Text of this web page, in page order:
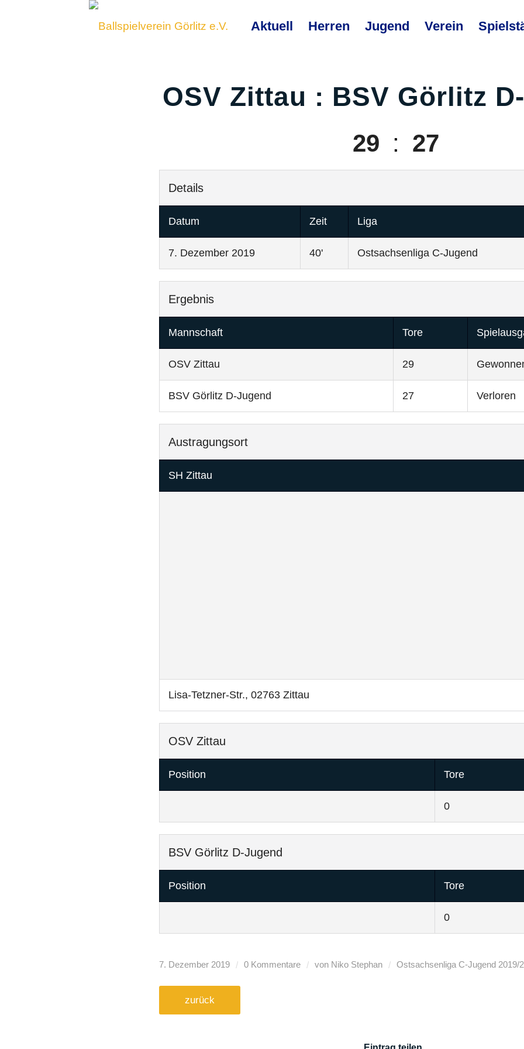
Aktuell Herren Jugend Verein
OSV Zittau : BSV Görlitz
29 : 27
Details
Datum Zeit Liga
7. Dezember 2019 40' Ostsachsenliga C-Jugend
Ergebnis
Mannschaft Tore
OSV Zittau 29
BSV Görlitz D-Jugend 27 Verloren
Austragungsort
SH Zittau
Lisa-Tetzner-Str., 02763 Zittau
OSV Zittau
Position Tore
0
BSV Görlitz D-Jugend
Position Tore
0
7. Dezember 2019 / 0 Kommentare / von Niko Stephan / Ostsachsenliga C-Jugend 2019/
zurück